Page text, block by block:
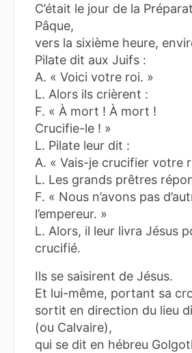
C’était le jour de la
Pâque,
vers la sixième heure,
Pilate dit aux Juifs :
A. « Voici votre roi. »
L. Alors ils crièrent :
F. « À mort ! À mort !
Crucifie-le ! »
L. Pilate leur dit :
A. « Vais-je crucifier votre
L. Les grands prêtres
F. « Nous n’avons pas
l’empereur. »
L. Alors, il leur livra Jésus
crucifié.
Ils se saisirent de Jésus.
Et lui-même, portant sa
sortit en direction du lieu
(ou Calvaire),
qui se dit en hébreu